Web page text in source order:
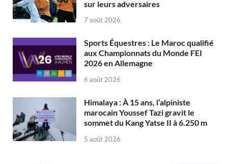
sur leurs adversaires
7 août 2026
Sports Équestres : Le Maroc qualifié
aux Championnats du Monde FEI
2026 en Allemagne
6 août 2026
Himalaya : À 15 ans, l’alpiniste
marocain Youssef Tazi gravit le
sommet du Kang Yatse II à 6.250 m
5 août 2026